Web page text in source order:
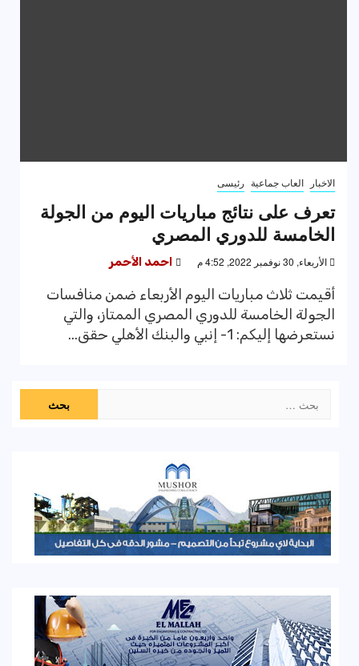
الاخبار العاب جماعية رئيسى
تعرف على نتائج مباريات اليوم من الجولة
الخامسة للدوري المصري
الأربعاء, 30 نوفمبر 2022, 4:52 م احمد الأحمر
أقيمت ثلاث مباريات اليوم الأربعاء ضمن منافسات
الجولة الخامسة للدوري المصري الممتاز، والتي
نستعرضها إليكم: 1- إنبي والبنك الأهلي حقق...
عن: